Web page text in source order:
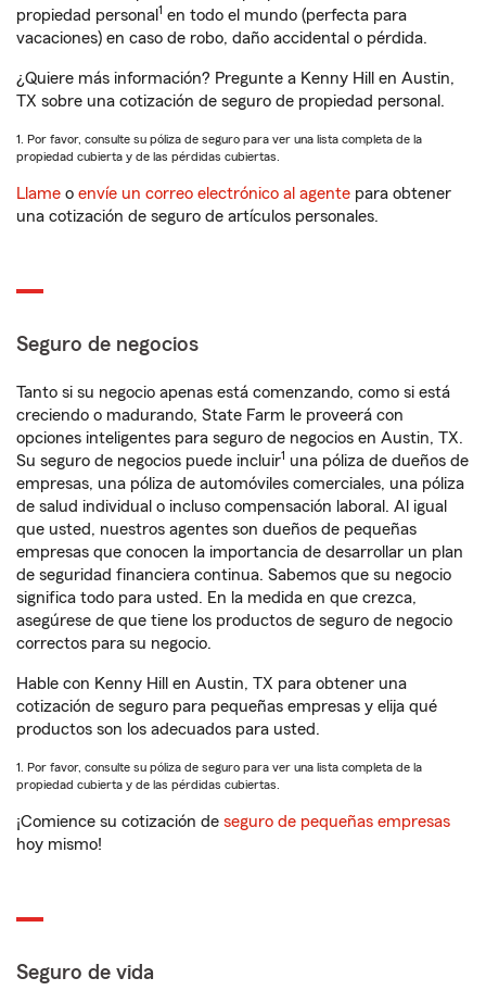
propiedad personal 1 en todo el mundo (perfecta para
vacaciones) en caso de robo, daño accidental o pérdida.
¿Quiere más información? Pregunte a Kenny Hill en Austin,
TX sobre una cotización de seguro de propiedad personal.
1. Por favor, consulte su póliza de seguro para ver una lista completa de la
propiedad cubierta y de las pérdidas cubiertas.
Llame o envíe un correo electrónico al agente para obtener
una cotización de seguro de artículos personales.
Seguro de negocios
Tanto si su negocio apenas está comenzando, como si está
creciendo o madurando, State Farm le proveerá con
opciones inteligentes para seguro de negocios en Austin, TX.
Su seguro de negocios puede incluir1 una póliza de dueños de
empresas, una póliza de automóviles comerciales, una póliza
de salud individual o incluso compensación laboral. Al igual
que usted, nuestros agentes son dueños de pequeñas
empresas que conocen la importancia de desarrollar un plan
de seguridad financiera continua. Sabemos que su negocio
significa todo para usted. En la medida en que crezca,
asegúrese de que tiene los productos de seguro de negocio
correctos para su negocio.
Hable con Kenny Hill en Austin, TX para obtener una
cotización de seguro para pequeñas empresas y elija qué
productos son los adecuados para usted.
1. Por favor, consulte su póliza de seguro para ver una lista completa de la
propiedad cubierta y de las pérdidas cubiertas.
¡Comience su cotización de seguro de pequeñas empresas
hoy mismo!
Seguro de vida